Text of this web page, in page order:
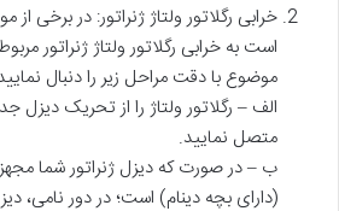
خرابی رگلاتور ولتاژ ژنراتور: در برخی
است به خرابی رگلاتور ولتاژ ژنراتور
موضوع با دقت مراحل زیر را دنبال
متصل نمایید.
ب – در صورت که دیزل ژنراتور شما مجهز